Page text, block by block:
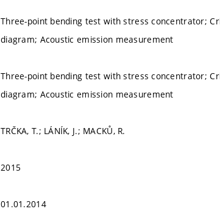
Three-point bending test with stress concentrator;
diagram; Acoustic emission measurement
Three-point bending test with stress concentrator;
diagram; Acoustic emission measurement
TRČKA, T.; LÁNÍK, J.; MACKŮ, R.
2015
01.01.2014